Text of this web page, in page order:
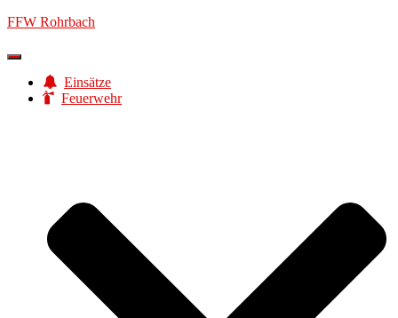
FFW Rohrbach
Navigation
umschaltenEinsätze
Feuerwehr